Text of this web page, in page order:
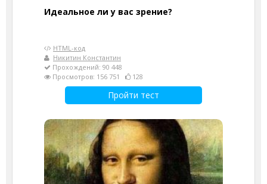
Идеальное ли у вас зрение?
HTML-код
Никитин Константин
Прохождений: 90 448
Просмотров: 156 751
128
Пройти тест